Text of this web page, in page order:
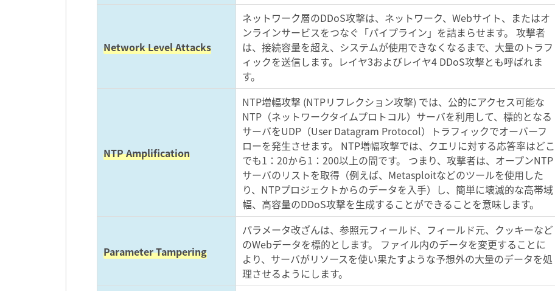
Network Level Attacks
ネットワーク層のDDoS攻撃は、ネットワーク、Webサイト、またはオ
ンラインサービスをつなぐ「パイプライン」を詰まらせます。 攻撃者
は、接続容量を超え、システムが使用できなくなるまで、大量のトラフ
ィックを送信します。レイヤ3およびレイヤ4 DDoS攻撃とも呼ばれま
す。
NTP Amplification
NTP増幅攻撃 (NTPリフレクション攻撃) では、公的にアクセス可能な
NTP（ネットワークタイムプロトコル）サーバを利用して、標的となる
サーバをUDP（User Datagram Protocol）トラフィックでオーバーフ
ローを発生させます。 NTP増幅攻撃では、クエリに対する応答率はどこ
でも1：20から1：200以上の間です。 つまり、攻撃者は、オープンNTP
サーバのリストを取得（例えば、Metasploitなどのツールを使用した
り、NTPプロジェクトからのデータを入手）し、簡単に壊滅的な高帯域
幅、高容量のDDoS攻撃を生成することができることを意味します。
Parameter Tampering
パラメータ改ざんは、参照元フィールド、フィールド元、クッキーなど
のWebデータを標的とします。 ファイル内のデータを変更することに
より、サーバがリソースを使い果たすような予想外の大量のデータを処
理させるようにします。